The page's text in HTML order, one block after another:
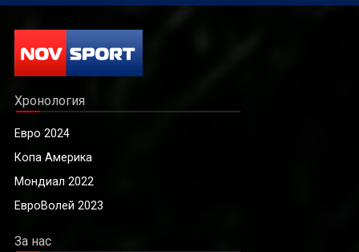
Хронология
Евро 2024
Копа Америка
Мондиал 2022
ЕвроВолей 2023
За нас